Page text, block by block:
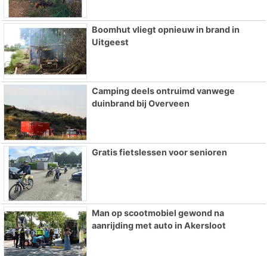
Boomhut vliegt opnieuw in brand in
Uitgeest
Camping deels ontruimd vanwege
duinbrand bij Overveen
Gratis fietslessen voor senioren
Man op scootmobiel gewond na
aanrijding met auto in Akersloot